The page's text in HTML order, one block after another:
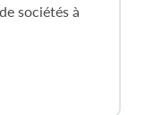
sociétés à